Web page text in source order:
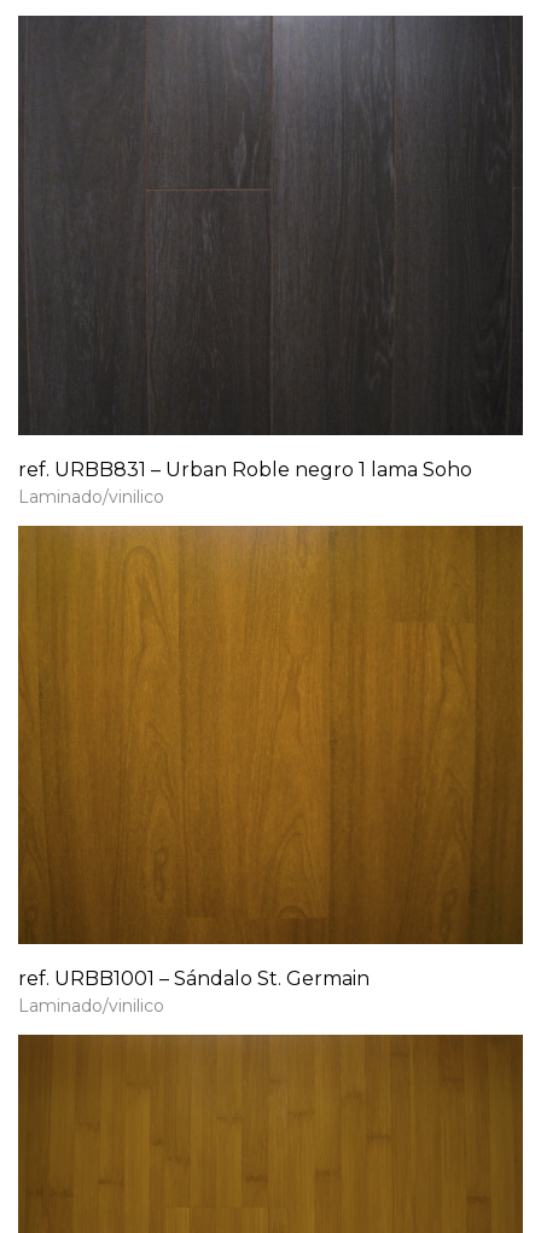
ref. URBB831 – Urban Roble negro 1 lama Soho
Laminado/vinilico
ref. URBB1001 – Sándalo St. Germain
Laminado/vinilico